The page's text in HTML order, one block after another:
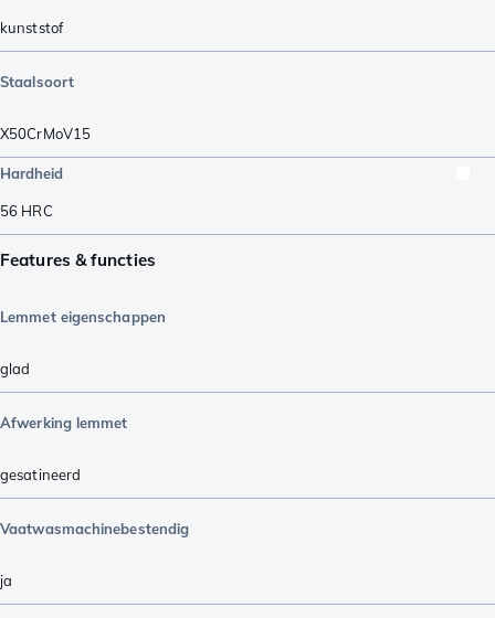
kunststof
Staalsoort
X50CrMoV15
Hardheid
56 HRC
Features & functies
Lemmet eigenschappen
glad
Afwerking lemmet
gesatineerd
Vaatwasmachinebestendig
ja